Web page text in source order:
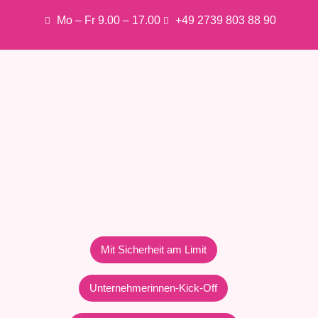
Mo – Fr 9.00 – 17.00 +49 2739 803 88 90
Mit Sicherheit am Limit
Unternehmerinnen-Kick-Off